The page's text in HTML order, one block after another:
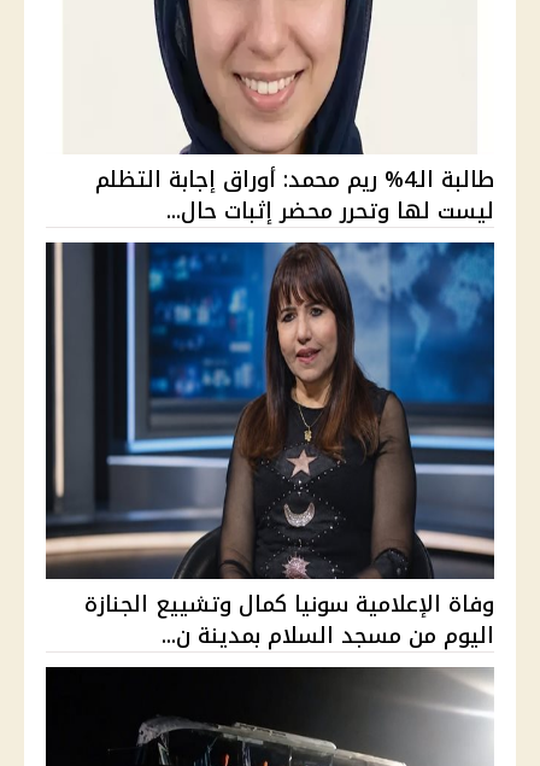
طالبة الـ4% ريم محمد: أوراق إجابة التظلم
ليست لها وتحرر محضر إثبات حال...
وفاة الإعلامية سونيا كمال وتشييع الجنازة
اليوم من مسجد السلام بمدينة ن...